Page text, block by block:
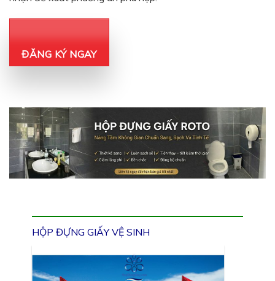
ĐĂNG KÝ NGAY
HỘP ĐỰNG GIẤY VỆ SINH